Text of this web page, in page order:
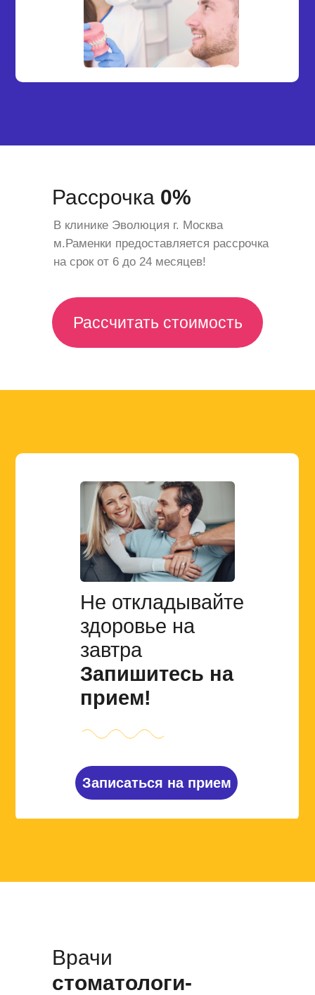
Рассрочка 0%
В клинике Эволюция г. Москва
м.Раменки предоставляется рассрочка
на срок от 6 до 24 месяцев!
Рассчитать стоимость
Не откладывайте
здоровье на
завтра
Запишитесь на
прием!
Записаться на прием
Врачи
стоматологи-